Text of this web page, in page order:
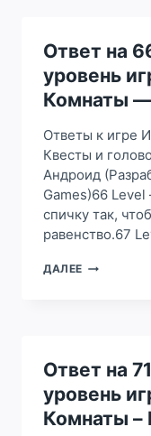
65
УРОВЕНЬ
ИГРЫ
ИГРА
ПОБЕГ
КОМНАТЫ
—
Ответ на
уровень
Комнаты —
Ответы к игре
Квесты и
Андроид
Games)66
спичку так,
равенство.67
ДАЛЕЕ ОТВЕТ
70
УРОВЕНЬ
ИГРЫ
ИГРА
ПОБЕГ
Ответ на
уровень
Комнаты –